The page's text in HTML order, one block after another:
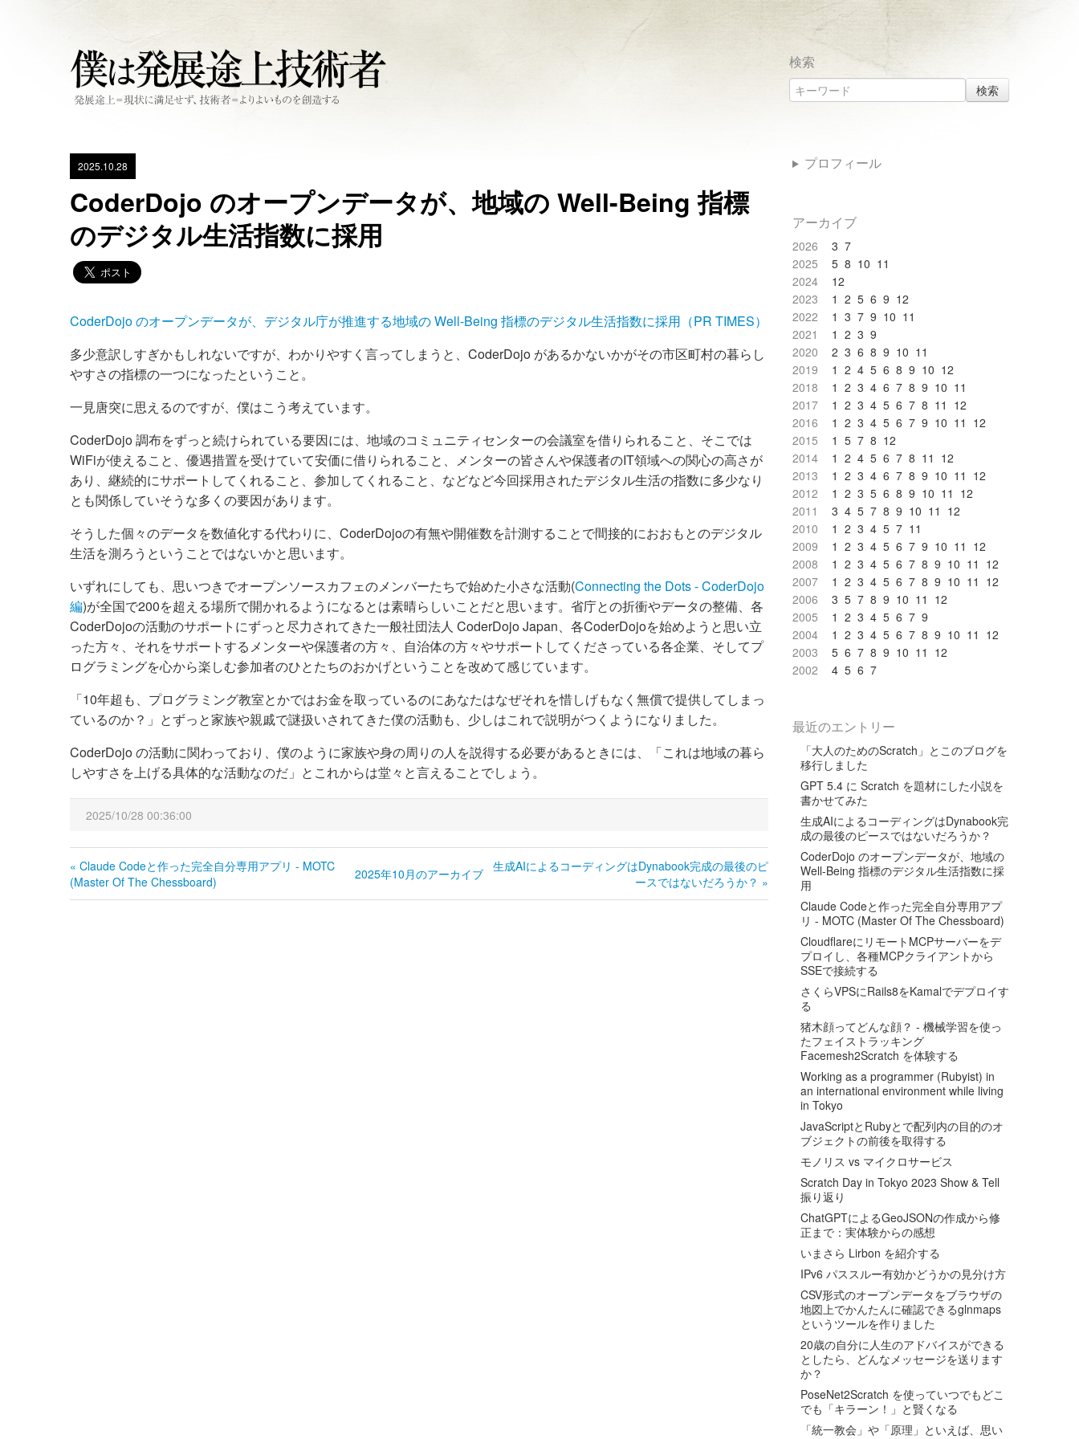
2025.10.28
CoderDojo のオープンデータが、地域の Well-Being 指標
のデジタル生活指数に採用
CoderDojo のオープンデータが、デジタル庁が推進する地域の Well-Being 指標のデジタル生活指数に採用（PR TIMES）
多少意訳しすぎかもしれないですが、わかりやすく言ってしまうと、CoderDojo があるかないかがその市区町村の暮らし
やすさの指標の一つになったということ。
一見唐突に思えるのですが、僕はこう考えています。
CoderDojo 調布をずっと続けられている要因には、地域のコミュニティセンターの会議室を借りられること、そこでは
WiFiが使えること、優遇措置を受けていて安価に借りられること、メンターの皆さんや保護者のIT領域への関心の高さが
あり、継続的にサポートしてくれること、参加してくれること、などなど今回採用されたデジタル生活の指数に多少なり
とも関係していそうな多くの要因があります。
そうした個々のデータを数値化する代わりに、CoderDojoの有無や開催数を計測することで間接的におおもとのデジタル
生活を測ろうということではないかと思います。
いずれにしても、思いつきでオープンソースカフェのメンバーたちで始めた小さな活動(Connecting the Dots - CoderDojo
編)が全国で200を超える場所で開かれるようになるとは素晴らしいことだと思います。省庁との折衝やデータの整備、各
CoderDojoの活動のサポートにずっと尽力されてきた一般社団法人 CoderDojo Japan、各CoderDojoを始めようと思い立
った方々、それをサポートするメンターや保護者の方々、自治体の方々やサポートしてくださっている各企業、そしてプ
ログラミングを心から楽しむ参加者のひとたちのおかげということを改めて感じています。
「10年超も、プログラミング教室とかではお金を取っているのにあなたはなぜそれを惜しげもなく無償で提供してしまっ
ているのか？」とずっと家族や親戚で謎扱いされてきた僕の活動も、少しはこれで説明がつくようになりました。
CoderDojo の活動に関わっており、僕のように家族や身の周りの人を説得する必要があるときには、「これは地域の暮ら
しやすさを上げる具体的な活動なのだ」とこれからは堂々と言えることでしょう。
2025/10/28 00:36:00
« Claude Codeと作った完全自分専用アプリ - MOTC
(Master Of The Chessboard)
2025年10月のアーカイブ 生成AIによるコーディングはDynabook完成の最後のピ
ースではないだろうか？ »
検索
検索
プロフィール
アーカイブ
2026 3 7
2025
5 8 10 11
2024
12
2023
1 2 5 6 9 12
2022
1 3 7 9 10 11
2021
1 2 3 9
2020
2 3 6 8 9 10 11
2019
1 2 4 5 6 8 9 10 12
2018
1 2 3 4 6 7 8 9 10 11
2017
1 2 3 4 5 6 7 8 11 12
2016
1 2 3 4 5 6 7 9 10 11 12
2015
1 5 7 8 12
2014
1 2 4 5 6 7 8 11 12
2013
1 2 3 4 6 7 8 9 10 11 12
2012
1 2 3 5 6 8 9 10 11 12
2011
3 4 5 7 8 9 10 11 12
2010
1 2 3 4 5 7 11
2009
1 2 3 4 5 6 7 9 10 11 12
2008
1 2 3 4 5 6 7 8 9 10 11 12
2007
1 2 3 4 5 6 7 8 9 10 11 12
2006
3 5 7 8 9 10 11 12
2005
1 2 3 4 5 6 7 9
2004
1 2 3 4 5 6 7 8 9 10 11 12
2003
5 6 7 8 9 10 11 12
2002
4 5 6 7
最近のエントリー
「大人のためのScratch」とこのブログを
移行しました
GPT 5.4 に Scratch を題材にした小説を
書かせてみた
生成AIによるコーディングはDynabook完
成の最後のピースではないだろうか？
CoderDojo のオープンデータが、地域の
Well-Being 指標のデジタル生活指数に採
用
Claude Codeと作った完全自分専用アプ
リ - MOTC (Master Of The Chessboard)
CloudflareにリモートMCPサーバーをデ
プロイし、各種MCPクライアントから
SSEで接続する
さくらVPSにRails8をKamalでデプロイす
る
猪木顔ってどんな顔？ - 機械学習を使っ
たフェイストラッキング
Facemesh2Scratch を体験する
Working as a programmer (Rubyist) in
an international environment while living
in Tokyo
JavaScriptとRubyとで配列内の目的のオ
ブジェクトの前後を取得する
モノリス vs マイクロサービス
Scratch Day in Tokyo 2023 Show & Tell
振り返り
ChatGPTによるGeoJSONの作成から修
正まで：実体験からの感想
いまさら Lirbon を紹介する
IPv6 パススルー有効かどうかの見分け方
CSV形式のオープンデータをブラウザの
地図上でかんたんに確認できるglnmaps
というツールを作りました
20歳の自分に人生のアドバイスができる
としたら、どんなメッセージを送ります
か？
PoseNet2Scratch を使っていつでもどこ
でも「キラーン！」と賢くなる
「統一教会」や「原理」といえば、思い